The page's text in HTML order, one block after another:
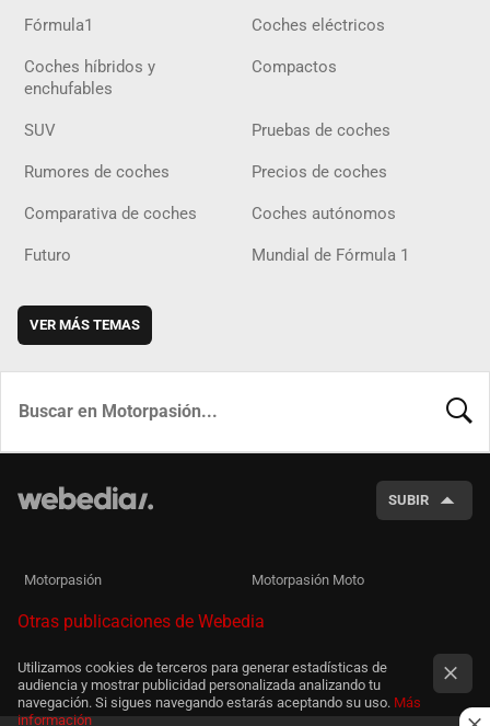
Fórmula1 Coches eléctricos
Coches híbridos y
enchufables
Compactos
SUV Pruebas de coches
Rumores de coches Precios de coches
Comparativa de coches Coches autónomos
Futuro Mundial de Fórmula 1
VER MÁS TEMAS
SUBIR
Motorpasión Motorpasión Moto
Otras publicaciones de Webedia
Utilizamos cookies de terceros para generar estadísticas de
audiencia y mostrar publicidad personalizada analizando tu
navegación. Si sigues navegando estarás aceptando su uso. Más
información